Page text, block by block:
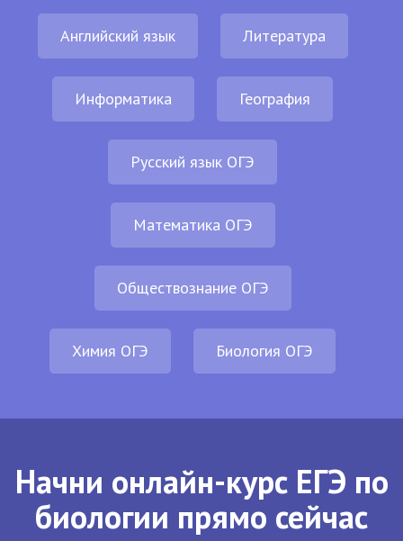
Английский язык Литература
Информатика География
Русский язык ОГЭ
Математика ОГЭ
Обществознание ОГЭ
Химия ОГЭ Биология ОГЭ
Начни онлайн-курс ЕГЭ по
биологии прямо сейчас